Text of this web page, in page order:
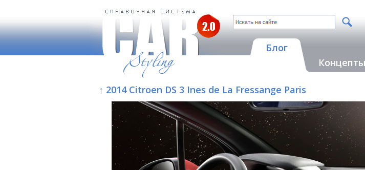
Блог
Концепты
↑ 2014 Citroen DS 3 Ines de La Fressange Paris